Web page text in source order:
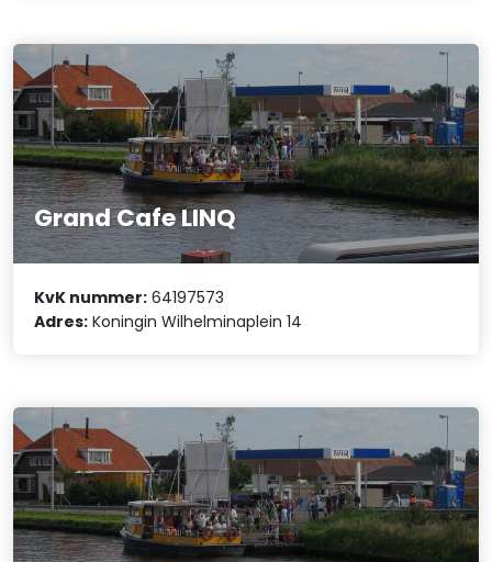
Grand Cafe LINQ
KvK nummer: 64197573
Adres: Koningin Wilhelminaplein 14